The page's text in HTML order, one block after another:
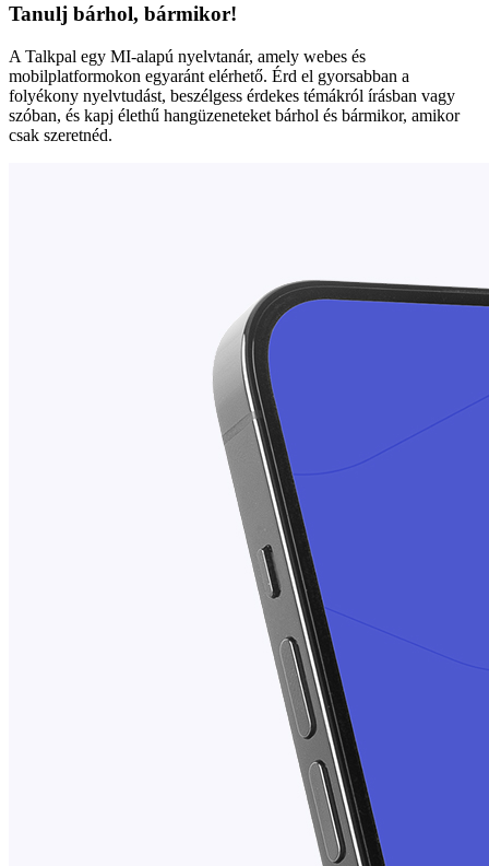
Tanulj bárhol, bármikor!
A Talkpal egy MI-alapú nyelvtanár, amely webes és
mobilplatformokon egyaránt elérhető. Érd el gyorsabban a
folyékony nyelvtudást, beszélgess érdekes témákról írásban vagy
szóban, és kapj élethű hangüzeneteket bárhol és bármikor, amikor
csak szeretnéd.